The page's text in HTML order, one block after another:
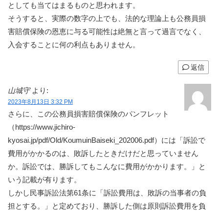
としても当てはまるものと思われます。
そうすると、実際の数字の上でも、法的な理論上も公務員損
害賠償保険の恩恵に与る可能性は絶無と言って過言でなく、
入会することに何の利点もありません。
返信
山城守 より:
2023年8月13日 3:32 PM
さらに、この公務員損害賠償保険のパンフレット
（https://www.jichiro-
kyosai.jp/pdf/Old/KoumuinBaiseki_202006.pdf）には「訴訟で
費用がかかるのは、敗訴したときだけだと思っていません
か。訴訟では、勝訴してもこんなに費用がかかります。」と
いう記載が有ります。
しかし民事訴訟法第61条に「訴訟費用は、敗訴の当事者の負
担とする。」と定めており、勝訴した側は原則訴訟費用を負